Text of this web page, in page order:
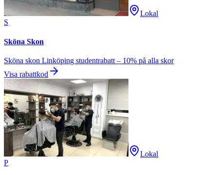
Lokal
S
Sköna Skon
Sköna skon Linköping studentrabatt – 10% på alla skor
Visa rabattkod
Lokal
P